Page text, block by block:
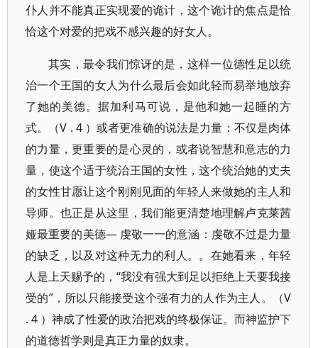
仆人并不能真正实现爱的诡计，这个诡计的焦点是恰
恰这个对爱的把戏不感兴趣的好女人。
其实，最令我们惊讶的是，这样一位德性足以统
治一个王国的女人为什么最后会如此轻而易举地放弃
了她的美德。据加利马可说，是他和她一起睡的方
式。（V . 4 ）或者更准确的说法是力量：不仅是肉体
的力量，更重要的是心灵的，或者说智慧和意志的力
量，使这个适于统治王国的女性，这个统治她的丈夫
的女性甘愿让这个刚刚见面的年轻人来做她的主人和
导师。也正是从这里，我们能更清楚地理解卢克莱茜
娅最重要的美德― 虔敬一一的意涵：虔敬不过是力量
的缺乏，以及对这种无力的利人。。在她看来，年轻
人是上天赐予的，“我没有强大到足以拒绝上天要我接
受的”，所以只能接受这个强有力的人作为主人。（V
. 4 ）神成了性爱的政治把戏的终极保证。而神监护下
的道德哲学则是真正力量的奴隶。